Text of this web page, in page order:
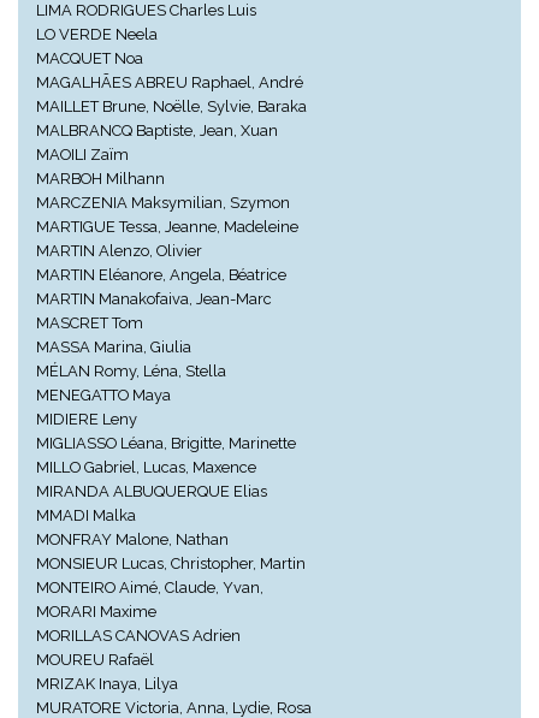
LIMA RODRIGUES Charles Luis
LO VERDE Neela
MACQUET Noa
MAGALHÃES ABREU Raphael, André
MAILLET Brune, Noëlle, Sylvie, Baraka
MALBRANCQ Baptiste, Jean, Xuan
MAOILI Zaïm
MARBOH Milhann
MARCZENIA Maksymilian, Szymon
MARTIGUE Tessa, Jeanne, Madeleine
MARTIN Alenzo, Olivier
MARTIN Eléanore, Angela, Béatrice
MARTIN Manakofaiva, Jean-Marc
MASCRET Tom
MASSA Marina, Giulia
MÉLAN Romy, Léna, Stella
MENEGATTO Maya
MIDIERE Leny
MIGLIASSO Léana, Brigitte, Marinette
MILLO Gabriel, Lucas, Maxence
MIRANDA ALBUQUERQUE Elias
MMADI Malka
MONFRAY Malone, Nathan
MONSIEUR Lucas, Christopher, Martin
MONTEIRO Aimé, Claude, Yvan,
MORARI Maxime
MORILLAS CANOVAS Adrien
MOUREU Rafaël
MRIZAK Inaya, Lilya
MURATORE Victoria, Anna, Lydie, Rosa